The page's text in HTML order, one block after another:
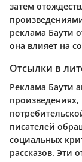
затем
реклама Баути
она влияет на
Отсылки в
Реклама Баути
писателей
социальных
рассказов. Эти